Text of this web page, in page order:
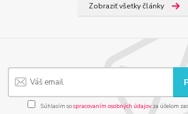
Zobraziť všetky články
Súhlasím sospracovaním osobných údajov za účelom